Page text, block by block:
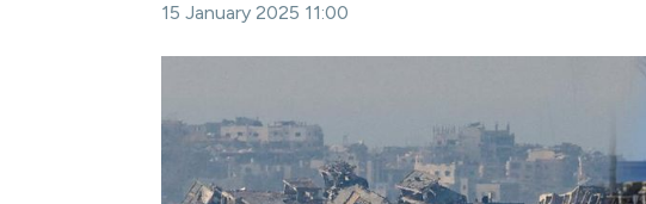
15 January 2025 11:00